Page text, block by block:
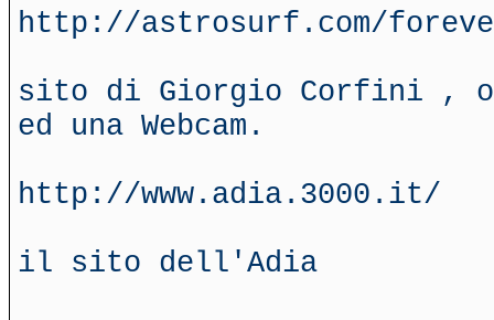
http://astrosurf.com/
sito di Giorgio Corfini ,
ed una Webcam.
http://www.adia.3000.it/
il sito dell'Adia